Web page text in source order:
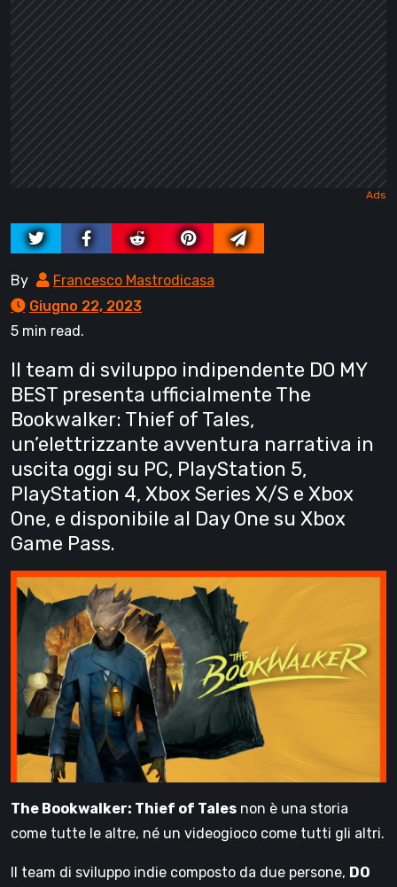
By
Francesco Mastrodicasa
Giugno 22, 2023
5 min read.
Il team di sviluppo indipendente DO MY
BEST presenta ufficialmente The
Bookwalker: Thief of Tales,
un’elettrizzante avventura narrativa in
uscita oggi su PC, PlayStation 5,
PlayStation 4, Xbox Series X/S e Xbox
One, e disponibile al Day One su Xbox
Game Pass.
The Bookwalker: Thief of Tales non è una storia
come tutte le altre, né un videogioco come tutti gli altri.
Il team di sviluppo indie composto da due persone, DO